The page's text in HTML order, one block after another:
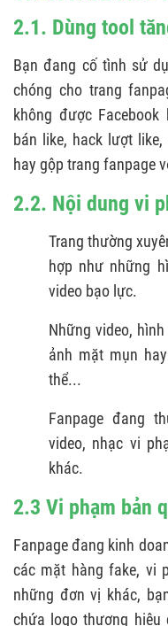
2.1. Dùng tool
Bạn đang cố tình sử
chóng cho trang
không được
bán like, hack lượt
hay gộp trang fanpage
2.2. Nội dung vi
Trang thường
hợp như những
video bạo lực.
Những video,
ảnh mặt mụn
thể...
Fanpage đang
video, nhạc vi
khác.
2.3 Vi phạm bản
Fanpage đang kinh
các mặt hàng fake, vi
những đơn vị khác,
chứa logo thương